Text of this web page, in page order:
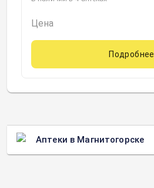
Цена
Подробнее
Аптеки в Магнитогорске